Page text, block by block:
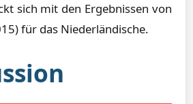
sich mit den Ergebnissen von
für das Niederländische.